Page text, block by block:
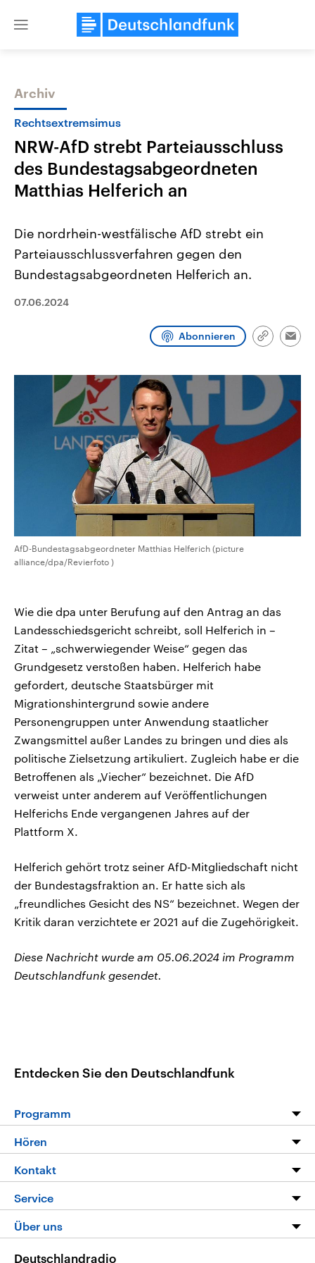
Close
Themen
2026
Alle Informationen
Sachsen-Anhalt wählt am 6.
Landtag. Seit 2021 wird das
Wahlprogramme, aktuelle Berichte
Aktuelle Beiträge,
Hintergründe
Wirtschaftlich und
aktuelle Weltgeschehen.
Audio-Archiv
Archiv
Rechtsextremsimus
NRW-AfD strebt Parteiausschluss
des Bundestagsabgeordneten
Matthias Helferich an
Die nordrhein-westfälische AfD strebt ein
Parteiausschlussverfahren gegen den
Bundestagsabgeordneten Helferich an.
07.06.2024
Abonnieren
Link
AfD-Bundestagsabgeordneter Matthias Helferich (picture
alliance/dpa/Revierfoto )
Wie die dpa unter Berufung auf den Antrag an das
Landesschiedsgericht schreibt, soll Helferich in –
Zitat – „schwerwiegender Weise“ gegen das
Grundgesetz verstoßen haben. Helferich habe
gefordert, deutsche Staatsbürger mit
Migrationshintergrund sowie andere
Personengruppen unter Anwendung staatlicher
Zwangsmittel außer Landes zu bringen und dies als
politische Zielsetzung artikuliert. Zugleich habe er die
Betroffenen als „Viecher“ bezeichnet. Die AfD
verweist unter anderem auf Veröffentlichungen
Helferichs Ende vergangenen Jahres auf der
Plattform X.
Helferich gehört trotz seiner AfD-Mitgliedschaft nicht
der Bundestagsfraktion an. Er hatte sich als
„freundliches Gesicht des NS“ bezeichnet. Wegen der
Kritik daran verzichtete er 2021 auf die Zugehörigkeit.
Diese Nachricht wurde am 05.06.2024 im Programm
Deutschlandfunk gesendet.
Entdecken Sie den Deutschlandfunk
Programm
Programm
Die Nachrichten
Nachrichtenleicht
Neue Beiträge auf dlf.de
Hören
Livestream
Podcasts
Deutschlandfunk App
Nachrichten App
Kontakt
Hörerservice
Service
FAQ
Über uns
Deutschlandradio